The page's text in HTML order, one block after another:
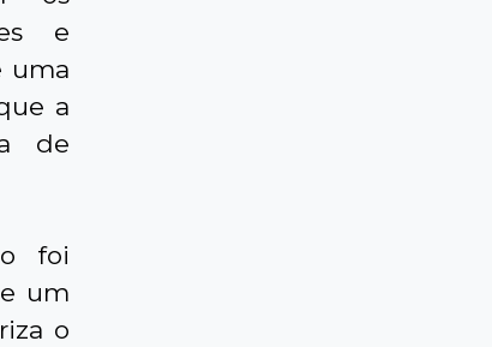
e
uma
a
de
foi
um
o